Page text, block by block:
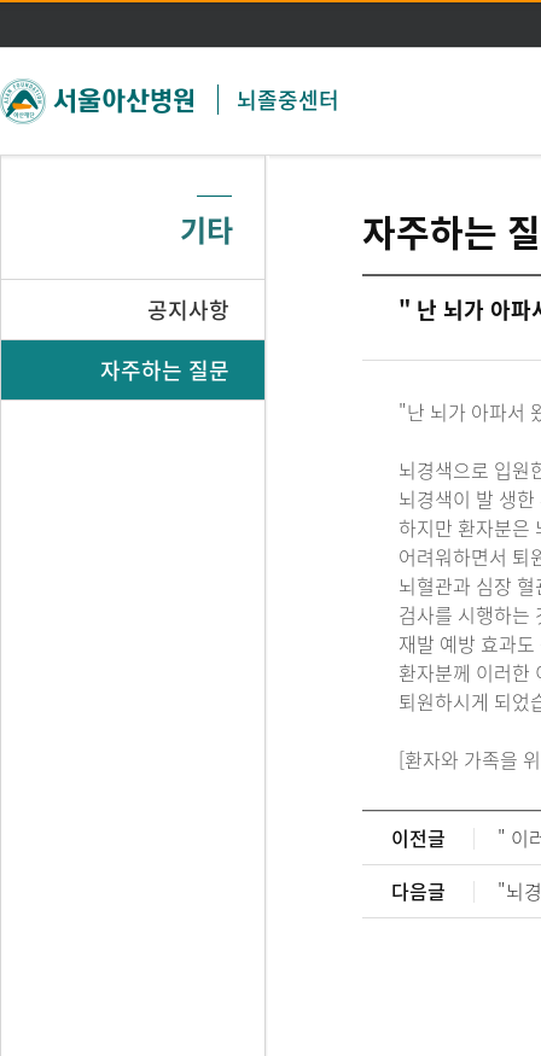
주메뉴 바로가기
본문 바로가기
뇌졸중센터
기타
공지사항
자주하는 질문
자주하는
" 난 뇌가 아파
"난 뇌가 아파서
뇌경색으로 입원
뇌경색이 발 생
하지만 환자분은
어려워하면서 퇴
뇌혈관과 심장
검사를 시행하는
재발 예방 효과
환자분께 이러한
퇴원하시게 되었
[환자와 가족을
이전글
" 이
다음글
"뇌